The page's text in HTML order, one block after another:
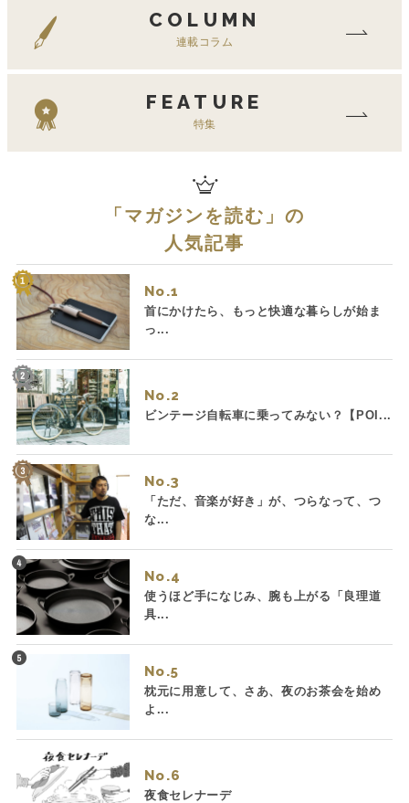
COLUMN
連載コラム
FEATURE
特集
「 マガジンを読む 」の
人気記事
No.
首にかけたら、もっと快適な暮らしが始ま
っ...
No.
ビンテージ自転車に乗ってみない？【POI...
No.
「ただ、音楽が好き」が、つらなって、つ
な...
No.
使うほど手になじみ、腕も上がる「良理道
具...
No.
枕元に用意して、さあ、夜のお茶会を始め
よ...
No.
夜食セレナーデ